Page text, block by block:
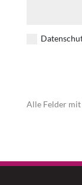
Alle Felder